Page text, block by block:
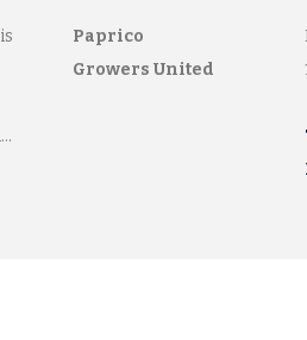
Paprico
Growers United